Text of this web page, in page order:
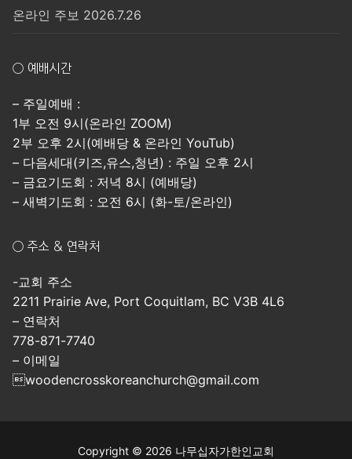
온라인 주보 2026.7.26
○ 예배시간
– 주일예배 :
1부 오전 9시(온라인 ZOOM)
2부 오후 2시(예배당 & 온라인 YouTub)
– 다음세대(키즈,유스,청년) : 주일 오후 2시
– 금요기도회 : 저녁 8시 (예배당)
– 새벽기도회 : 오전 6시 (화-토/온라인)
○ 주소 & 연락처
-교회 주소
2211 Prairie Ave, Port Coquitlam, BC V3B 4L6
– 연락처
778-871-7740
– 이메일
woodencrosskoreanchurch@gmail.com
Copyright © 2026 나무십자가한인교회